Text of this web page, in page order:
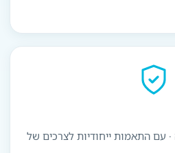
· עם התאמות ייחודיות לצרכים של